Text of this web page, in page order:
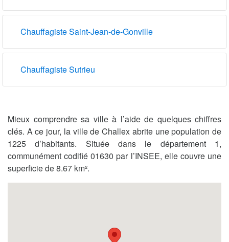
Chauffagiste Saint-Jean-de-Gonville
Chauffagiste Sutrieu
Mieux comprendre sa ville à l’aide de quelques chiffres
clés. A ce jour, la ville de Challex abrite une population de
1225 d’habitants. Située dans le département 1,
communément codifié 01630 par l’INSEE, elle couvre une
superficie de 8.67 km².